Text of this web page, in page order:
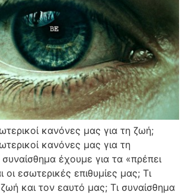
κανόνες μας για τη ζωή;
κανόνες μας για τη
έχουμε για τα «πρέπει
οι εσωτερικές επιθυμίες μας; Τι
και τον εαυτό μας; Τι συναίσθημα